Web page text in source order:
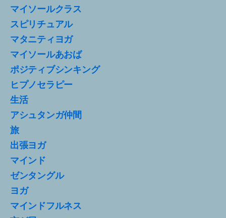
マイソールクラス
スピリチュアル
マタニティヨガ
マイソールあおば
ポジティブシンキング
ヒプノセラピー
生活
アシュタンガ仲間
旅
出張ヨガ
マインド
ゼンタングル
ヨガ
マインドフルネス